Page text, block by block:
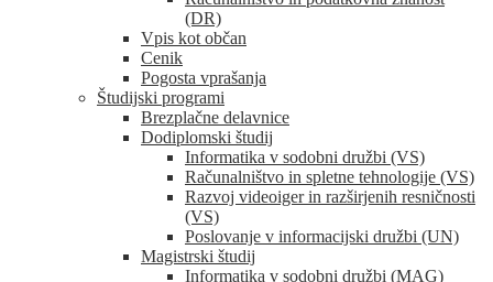
(DR)
Vpis kot občan
Cenik
Pogosta vprašanja
Študijski programi
Brezplačne delavnice
Dodiplomski študij
Informatika v sodobni družbi (VS)
Računalništvo in spletne tehnologije (VS)
Razvoj videoiger in razširjenih resničnosti
(VS)
Poslovanje v informacijski družbi (UN)
Magistrski študij
Informatika v sodobni družbi (MAG)